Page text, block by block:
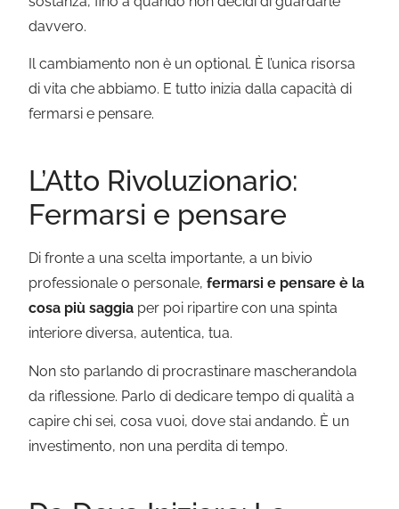
davvero.
Il cambiamento non è un optional. È l’unica risorsa
di vita che abbiamo. E tutto inizia dalla capacità di
fermarsi e pensare.
L’Atto Rivoluzionario:
Fermarsi e pensare
Di fronte a una scelta importante, a un bivio
professionale o personale,fermarsi e pensare è la
cosa più saggia per poi ripartire con una spinta
interiore diversa, autentica, tua.
Non sto parlando di procrastinare mascherandola
da riflessione. Parlo di dedicare tempo di qualità a
capire chi sei, cosa vuoi, dove stai andando. È un
investimento, non una perdita di tempo.